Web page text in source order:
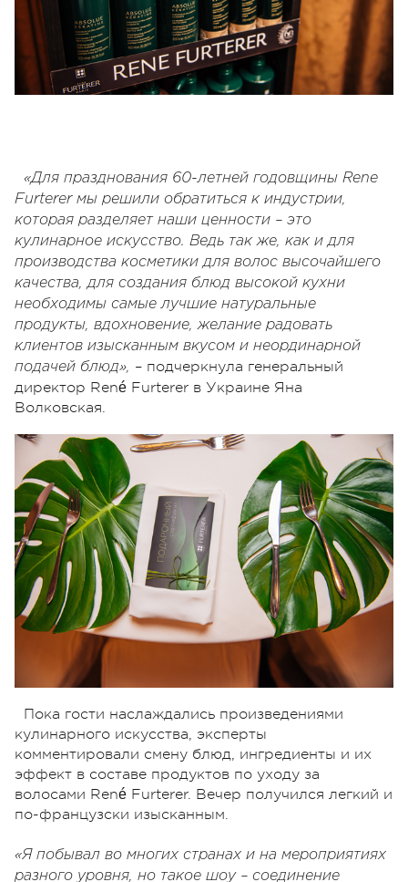
«Для празднования 60-летней годовщины Rene
Furterer мы решили обратиться к индустрии,
которая разделяет наши ценности – это
кулинарное искусство. Ведь так же, как и для
производства косметики для волос высочайшего
качества, для создания блюд высокой кухни
необходимы самые лучшие натуральные
продукты, вдохновение, желание радовать
клиентов изысканным вкусом и неординарной
подачей блюд», – подчеркнула генеральный
директор René Furterer в Украине Яна
Волковская.
Пока гости наслаждались произведениями
кулинарного искусства, эксперты
комментировали смену блюд, ингредиенты и их
эффект в составе продуктов по уходу за
волосами René Furterer. Вечер получился легкий и
по-французски изысканным.
«Я побывал во многих странах и на мероприятиях
разного уровня, но такое шоу – соединение